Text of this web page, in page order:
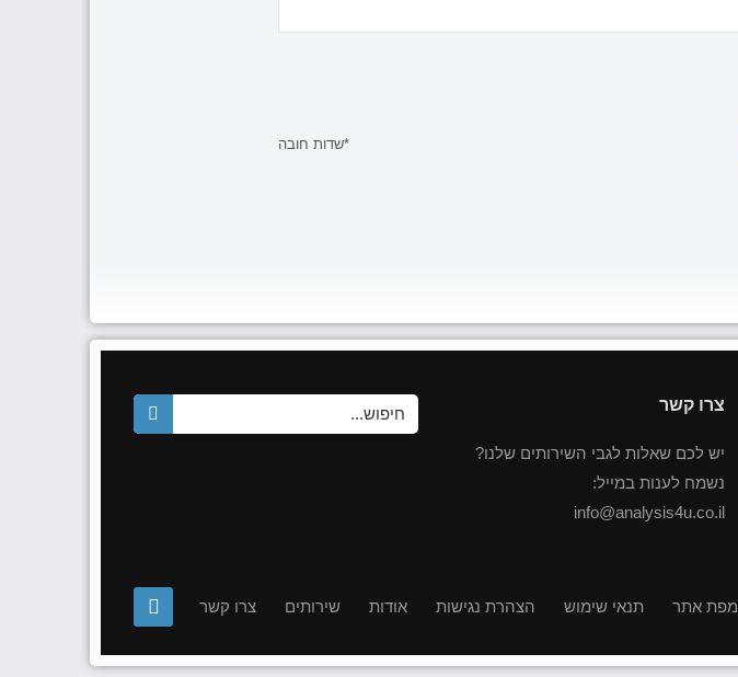
*שדות חובה
צרו קשר
יש לכם שאלות לגבי השירותים שלנו?
נשמח לענות במייל:
info@analysis4u.co.il
מפת אתר תנאי שימוש הצהרת נגישות אודות שירותים צרו קשר